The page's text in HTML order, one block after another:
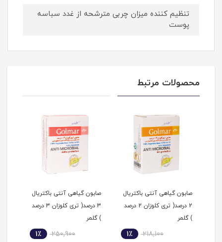
تنظیم کننده میزان چربی مترشحه از غدد سباسه
پوست
محصولات مرتبط
صابون گیاهی آنتی باکتریال
2 درصد( تری کلوزان 2 درصد
) گلمر
218,100 1٪
صابون گیاهی آنتی باکتریال
3 درصد( تری کلوزان 3 درصد
) گلمر
250,900 1٪